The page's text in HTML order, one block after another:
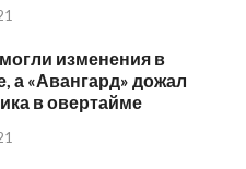
изменения в
а «Авангард» дожал
в овертайме